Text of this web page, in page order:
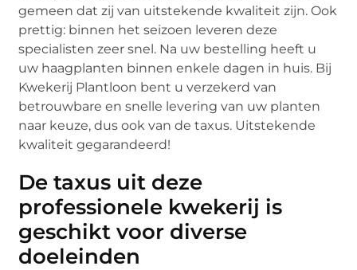
gemeen dat zij van uitstekende kwaliteit zijn. Ook
prettig: binnen het seizoen leveren deze
specialisten zeer snel. Na uw bestelling heeft u
uw haagplanten binnen enkele dagen in huis. Bij
Kwekerij Plantloon bent u verzekerd van
betrouwbare en snelle levering van uw planten
naar keuze, dus ook van de taxus. Uitstekende
kwaliteit gegarandeerd!
De taxus uit deze
professionele kwekerij is
geschikt voor diverse
doeleinden